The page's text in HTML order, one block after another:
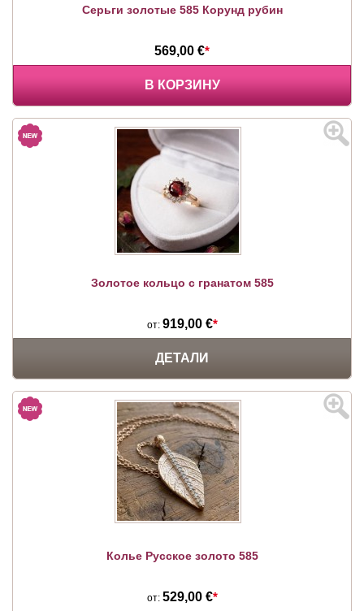
Серьги золотые 585 Корунд рубин
569,00 €*
В КОРЗИНУ
Золотое кольцо с гранатом 585
от: 919,00 €*
ДЕТАЛИ
Колье Русское золото 585
от: 529,00 €*